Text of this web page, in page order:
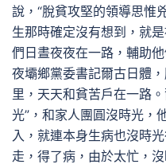
說，“脫貧攻堅的領導思惟
生那時確定沒有想到，就
們日晝夜夜在一路，輔助
夜壩鄉黨委書記爾古日體
里，天天和貧苦戶在一路
光”，和家人團圓沒時光，
入，就連本身生病也沒時
走，得了病，由於太忙，